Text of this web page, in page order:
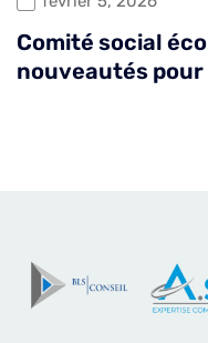
Comité social
nouveautés pour